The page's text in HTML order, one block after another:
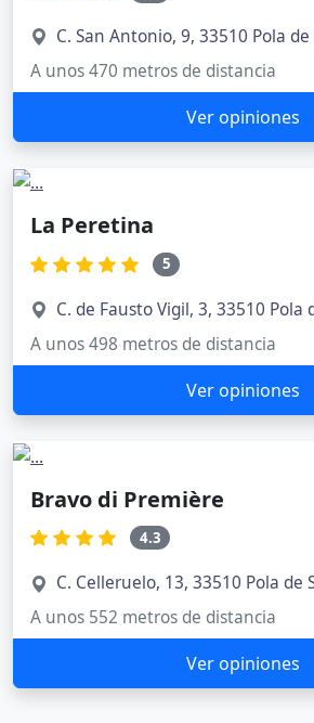
C. San Antonio, 9, 33510 Pola
A unos 470 metros de distancia
Ver opiniones
La Peretina
5
C. de Fausto Vigil, 3, 33510 Pola
A unos 498 metros de distancia
Ver opiniones
Bravo di Première
4.3
C. Celleruelo, 13, 33510 Pola de
A unos 552 metros de distancia
Ver opiniones